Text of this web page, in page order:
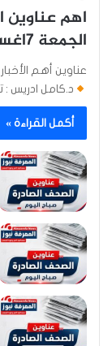
اهم عناوين
الجمعة 7اغسطس
عناوين أهم الأخبار اليوم الجمعة
د.كامل ادريس :
أكمل القراءة »